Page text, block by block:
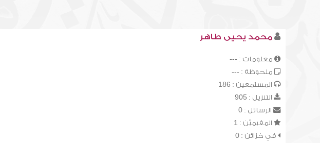
محمد يحيى طاهر
معلومات : ---
ملحوظة : ---
المستمعين : 186
التنزيل : 905
الرسائل : 0
المقيميّن : 1
في خزائن : 0